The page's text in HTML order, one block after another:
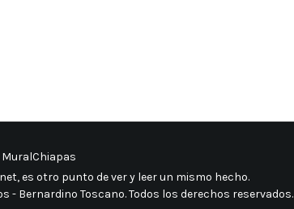
es otro punto de ver y leer un mismo hecho.
Bernardino Toscano. Todos los derechos reservados.